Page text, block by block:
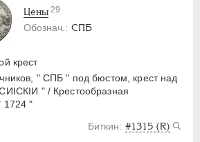
СПБ
крест
" СПБ " под бюстом, крест над
" / Крестообразная
1724 "
#1315 (R)
Цены 29